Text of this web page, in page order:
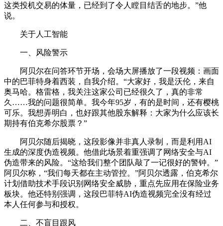
这类投机交易的体量，已经到了令人瞠目结舌的地步。”他
说。
关于人工智能
一、风险警示
阿贝尔在问答环节开场，会场大屏播放了一段视频：画面
中的巴菲特身着西装，自我介绍。“大家好，我是沃伦，来自
奥马哈。格雷格，我关注这家公司已经很久了，真的非常
久……我的问题很简单。我今年95岁，有的是时间，还有樱桃
可乐。我想弄明白，也好跟其他股东解释：大家为什么应该长
期持有伯克希尔股票？”
阿贝尔随后揭晓，这段影像并非真人录制，而是利用AI
生成的深度伪造视频。他借此场景着重强调了网络安全与AI
伪造带来的风险。“这给我们整个团队敲了一记很好的警钟。”
阿贝尔称，“我们每天都在主动管控。”阿贝尔透露，伯克希尔
计划借助技术手段识别网络安全威胁，重点先应用在保险业务
板块。他还特别强调，这段巴菲特AI伪造视频完全没有经过
本人任何参与和授权。
二、不盲目跟风